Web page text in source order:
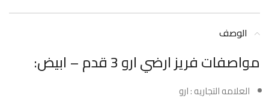
الوصف
مواصفات فريز ارضي ارو 3 قدم – ابيض:
العلامه التجاريه : ارو